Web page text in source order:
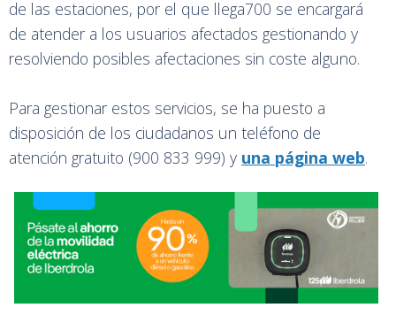
de las estaciones, por el que llega700 se encargará
de atender a los usuarios afectados gestionando y
resolviendo posibles afectaciones sin coste alguno.
Para gestionar estos servicios, se ha puesto a
disposición de los ciudadanos un teléfono de
atención gratuito (900 833 999) y una página web.